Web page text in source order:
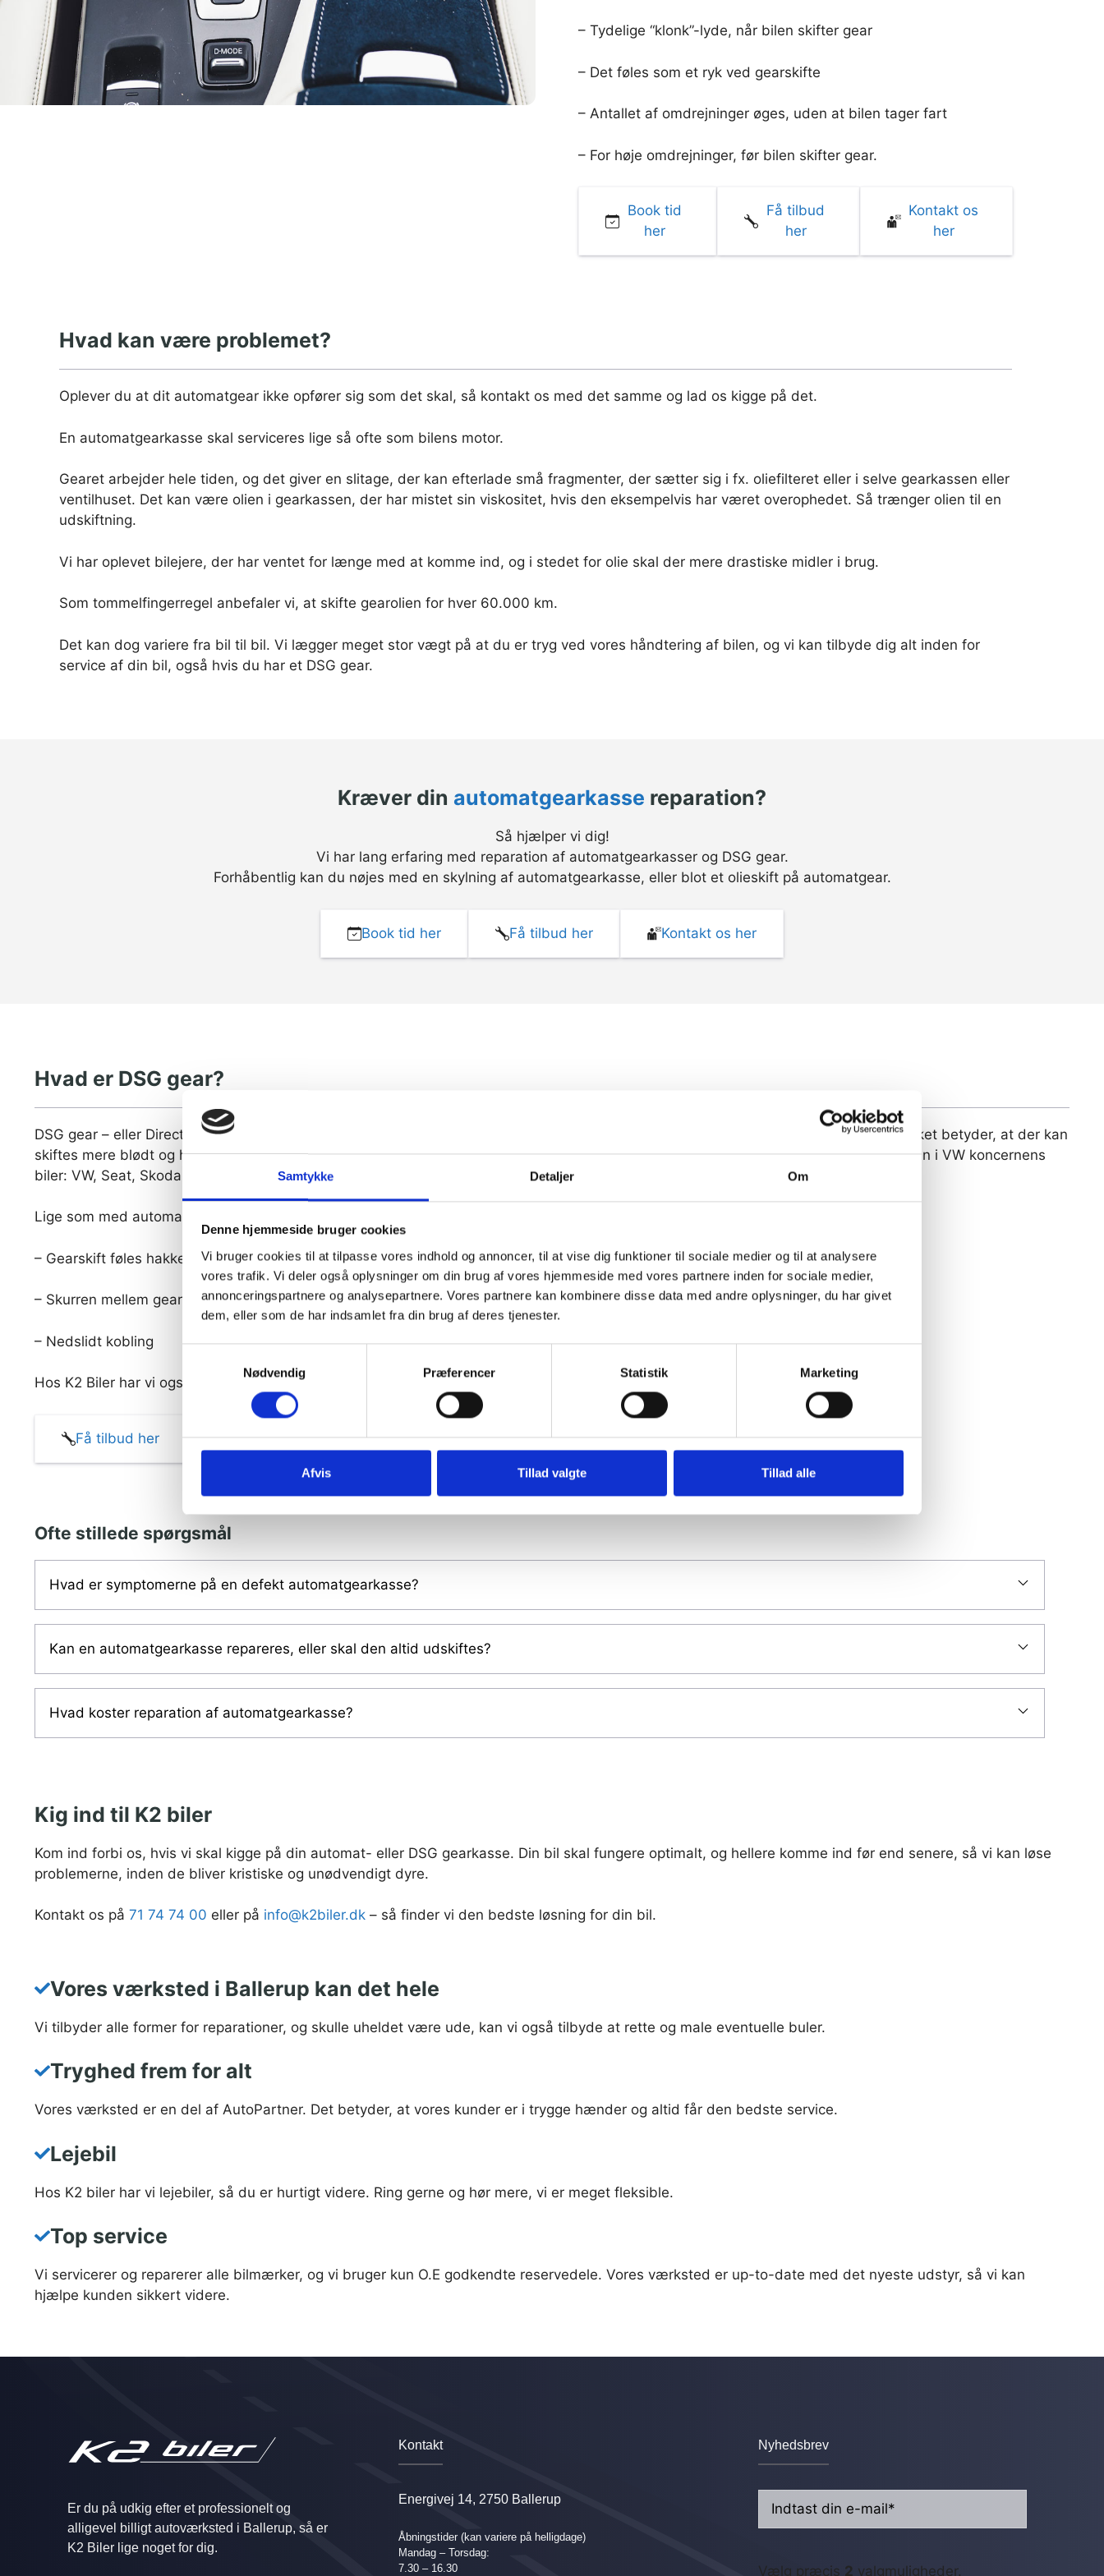
Samtykke Detaljer Om
Denne hjemmeside bruger cookies
Vi bruger cookies til at tilpasse vores indhold og annoncer, til at vise dig funktioner til sociale medier og til at analysere
vores trafik. Vi deler også oplysninger om din brug af vores hjemmeside med vores partnere inden for sociale medier,
annonceringspartnere og analysepartnere. Vores partnere kan kombinere disse data med andre oplysninger, du har givet
dem, eller som de har indsamlet fra din brug af deres tjenester.
Nødvendig
Præferencer Statistik Marketing
Afvis Tillad valgte Tillad alle
– Tydelige “klonk”-lyde, når bilen skifter gear
– Det føles som et ryk ved gearskifte
– Antallet af omdrejninger øges, uden at bilen tager fart
– For høje omdrejninger, før bilen skifter gear.
Book tid
her
Få tilbud
her
Kontakt os
her
Hvad kan være problemet?
Oplever du at dit automatgear ikke opfører sig som det skal, så kontakt os med det samme og lad os kigge på det.
En automatgearkasse skal serviceres lige så ofte som bilens motor.
Gearet arbejder hele tiden, og det giver en slitage, der kan efterlade små fragmenter, der sætter sig i fx. oliefilteret eller i selve gearkassen eller
ventilhuset. Det kan være olien i gearkassen, der har mistet sin viskositet, hvis den eksempelvis har været overophedet. Så trænger olien til en
udskiftning.
Vi har oplevet bilejere, der har ventet for længe med at komme ind, og i stedet for olie skal der mere drastiske midler i brug.
Som tommelfingerregel anbefaler vi, at skifte gearolien for hver 60.000 km.
Det kan dog variere fra bil til bil. Vi lægger meget stor vægt på at du er tryg ved vores håndtering af bilen, og vi kan tilbyde dig alt inden for
service af din bil, også hvis du har et DSG gear.
Kræver din automatgearkasse reparation?
Så hjælper vi dig!
Vi har lang erfaring med reparation af automatgearkasser og DSG gear.
Forhåbentlig kan du nøjes med en skylning af automatgearkasse, eller blot et olieskift på automatgear.
Book tid her Få tilbud her Kontakt os her
Hvad er DSG gear?
DSG gear – eller Direct Shift Gear – er et gearsystem, der oprindeligt blev udviklet til brug i motorsport. Systemet har to koblinger, hvilket betyder, at der kan
skiftes mere blødt og hurtigt mellem gearene. Det er et gear, der kan betjenes både manuelt og automatisk. I dag findes DSG gear kun i VW koncernens
biler: VW, Seat, Skoda, Audi, Porsche og Bugatti. Klik her og læs mere om voresservice til VW biler
Lige som med automatgearkasser kan du også opleve udfordringer med et DSG gear.
– Gearskift føles hakkende
– Skurren mellem gearskift
– Nedslidt kobling
Hos K2 Biler har vi også stor erfaring med DSG gearkasse reparation.
Få tilbud her
Ofte stillede spørgsmål
Hvad er symptomerne på en defekt automatgearkasse?
Kan en automatgearkasse repareres, eller skal den altid udskiftes?
Hvad koster reparation af automatgearkasse?
Kig ind til K2 biler
Kom ind forbi os, hvis vi skal kigge på din automat- eller DSG gearkasse. Din bil skal fungere optimalt, og hellere komme ind før end senere, så vi kan løse
problemerne, inden de bliver kristiske og unødvendigt dyre.
Kontakt os på 71 74 74 00 eller på info@k2biler.dk – så finder vi den bedste løsning for din bil.
Vores værksted i Ballerup kan det hele
Vi tilbyder alle former for reparationer, og skulle uheldet være ude, kan vi også tilbyde at rette og male eventuelle buler.
Tryghed frem for alt
Vores værksted er en del af AutoPartner. Det betyder, at vores kunder er i trygge hænder og altid får den bedste service.
Lejebil
Hos K2 biler har vi lejebiler, så du er hurtigt videre. Ring gerne og hør mere, vi er meget fleksible.
Top service
Vi servicerer og reparerer alle bilmærker, og vi bruger kun O.E godkendte reservedele. Vores værksted er up-to-date med det nyeste udstyr, så vi kan
hjælpe kunden sikkert videre.
Er du på udkig efter et professionelt og
alligevel billigt autoværksted i Ballerup, så er
K2 Biler lige noget for dig.
Kontakt
Energivej 14, 2750 Ballerup
Åbningstider (kan variere på helligdage)
Mandag – Torsdag:
7.30 – 16.30
Nyhedsbrev
mail(Påkrævet)
GDPR (Påkrævet)
Vælg præcis 2 valgmuligheder.